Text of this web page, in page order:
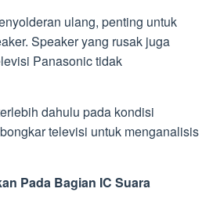
ulang, penting untuk
Speaker yang rusak juga
Panasonic tidak
dahulu pada kondisi
televisi untuk menganalisis
Pada Bagian IC Suara